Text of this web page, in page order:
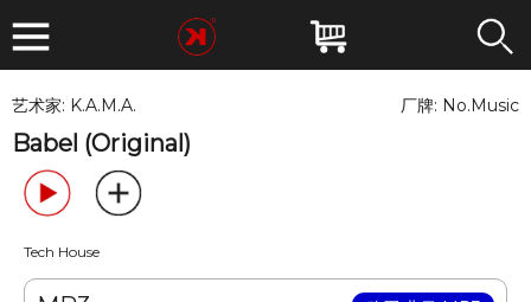
艺术家: K.A.M.A. 厂牌: No.Music
Babel (Original)
Tech House